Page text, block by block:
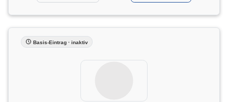
Basis-Eintrag · inaktiv